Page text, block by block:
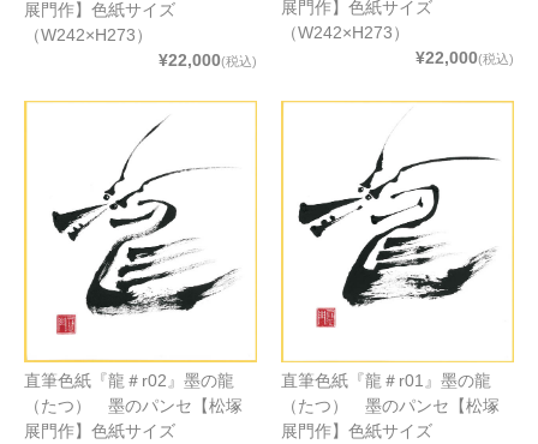
展門作】色紙サイズ
（W242×H273）
¥22,000(税込)
展門作】色紙サイズ
（W242×H273）
¥22,000(税込)
直筆色紙『龍＃r02』墨の龍
（たつ） 墨のパンセ【松塚
展門作】色紙サイズ
直筆色紙『龍＃r01』墨の龍
（たつ） 墨のパンセ【松塚
展門作】色紙サイズ